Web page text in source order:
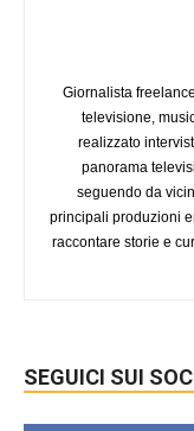
Giornalista
televisione,
realizzato
panorama
seguendo da
principali produzioni
raccontare storie e
SEGUICI SUI